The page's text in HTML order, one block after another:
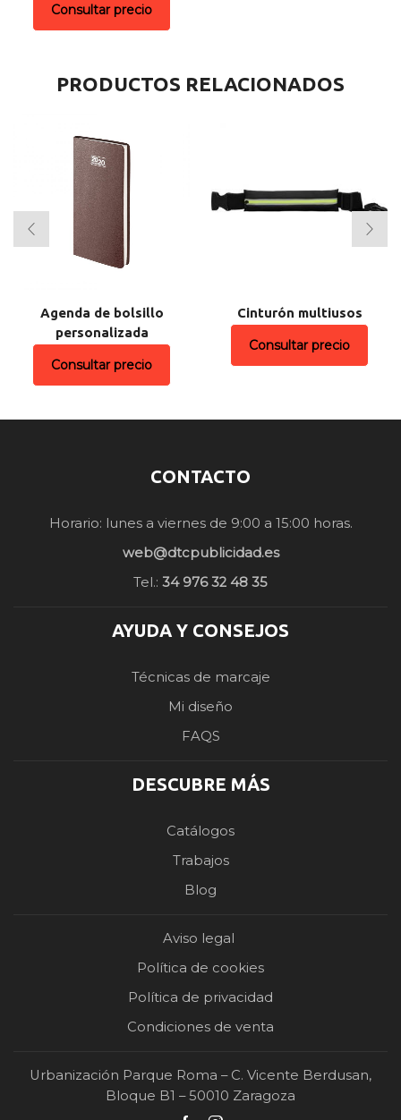
Consultar precio
PRODUCTOS RELACIONADOS
Agenda de bolsillo
personalizada
Consultar precio
Cinturón multiusos
Consultar precio
CONTACTO
Horario: lunes a viernes de 9:00 a 15:00 horas.
web@dtcpublicidad.es
Tel.: 34 976 32 48 35
AYUDA Y CONSEJOS
Técnicas de marcaje
Mi diseño
FAQS
DESCUBRE MÁS
Catálogos
Trabajos
Blog
Aviso legal
Política de cookies
Política de privacidad
Condiciones de venta
Urbanización Parque Roma – C. Vicente Berdusan,
Bloque B1 – 50010 Zaragoza